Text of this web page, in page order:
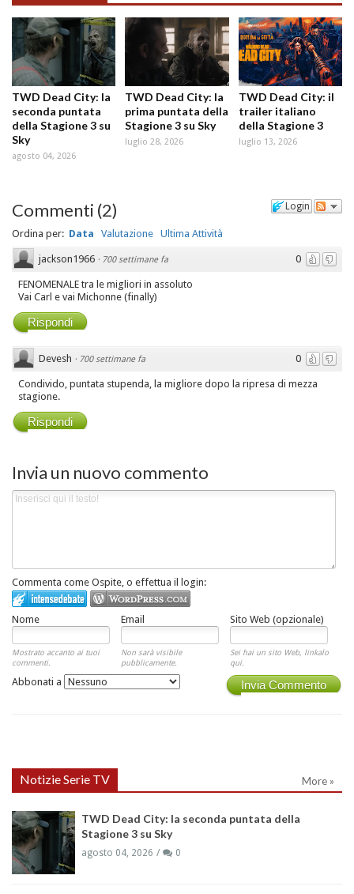
TWD Dead City: la
seconda puntata
della Stagione 3 su
Sky
agosto 04, 2026
TWD Dead City: la
prima puntata della
Stagione 3 su Sky
luglio 28, 2026
TWD Dead City: il
trailer italiano
della Stagione 3
luglio 13, 2026
Login
Commenti (2)
Ordina per: Data Valutazione Ultima Attività
0
jackson1966 · 700 settimane fa
FENOMENALE tra le migliori in assoluto
Vai Carl e vai Michonne (finally)
Rispondi
0
Devesh · 700 settimane fa
Condivido, puntata stupenda, la migliore dopo la ripresa di mezza
stagione.
Rispondi
Invia un nuovo commento
Commenta come Ospite, o effettua il login:
Nome Email Sito Web (opzionale)
Mostrato accanto ai tuoi
commenti.
Non sarà visibile
pubblicamente.
Sei hai un sito Web, linkalo
qui.
Invia Commento
Abbonati a
Notizie Serie TV More »
TWD Dead City: la seconda puntata della
Stagione 3 su Sky
agosto 04, 2026 0